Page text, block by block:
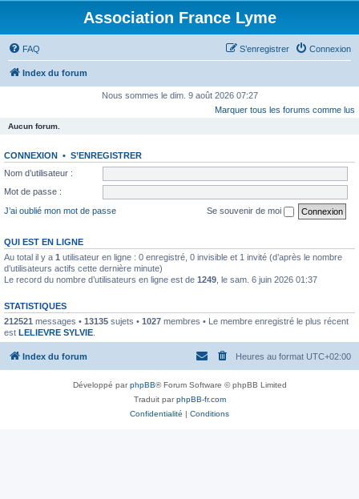
Association France Lyme
FAQ Connexion
S’enregistrer
Index du forum
Nous sommes le dim. 9 août 2026 07:27
Marquer tous les forums comme lus
Aucun forum.
CONNEXION • S’ENREGISTRER
Nom d’utilisateur :
Mot de passe :
J’ai oublié mon mot de passe
Se souvenir de moi
QUI EST EN LIGNE
Au total il y a 1 utilisateur en ligne : 0 enregistré, 0 invisible et 1 invité (d’après le nombre
d’utilisateurs actifs cette dernière minute)
Le record du nombre d’utilisateurs en ligne est de 1249 , le sam. 6 juin 2026 01:37
STATISTIQUES
212521 messages • 13135 sujets • 1027 membres • Le membre enregistré le plus récent
est LELIEVRE SYLVIE
Index du forum Heures au format UTC+02:00
Développé parphpBB® Forum Software © phpBB Limited
Traduit parphpBB-fr.com
Confidentialité | Conditions